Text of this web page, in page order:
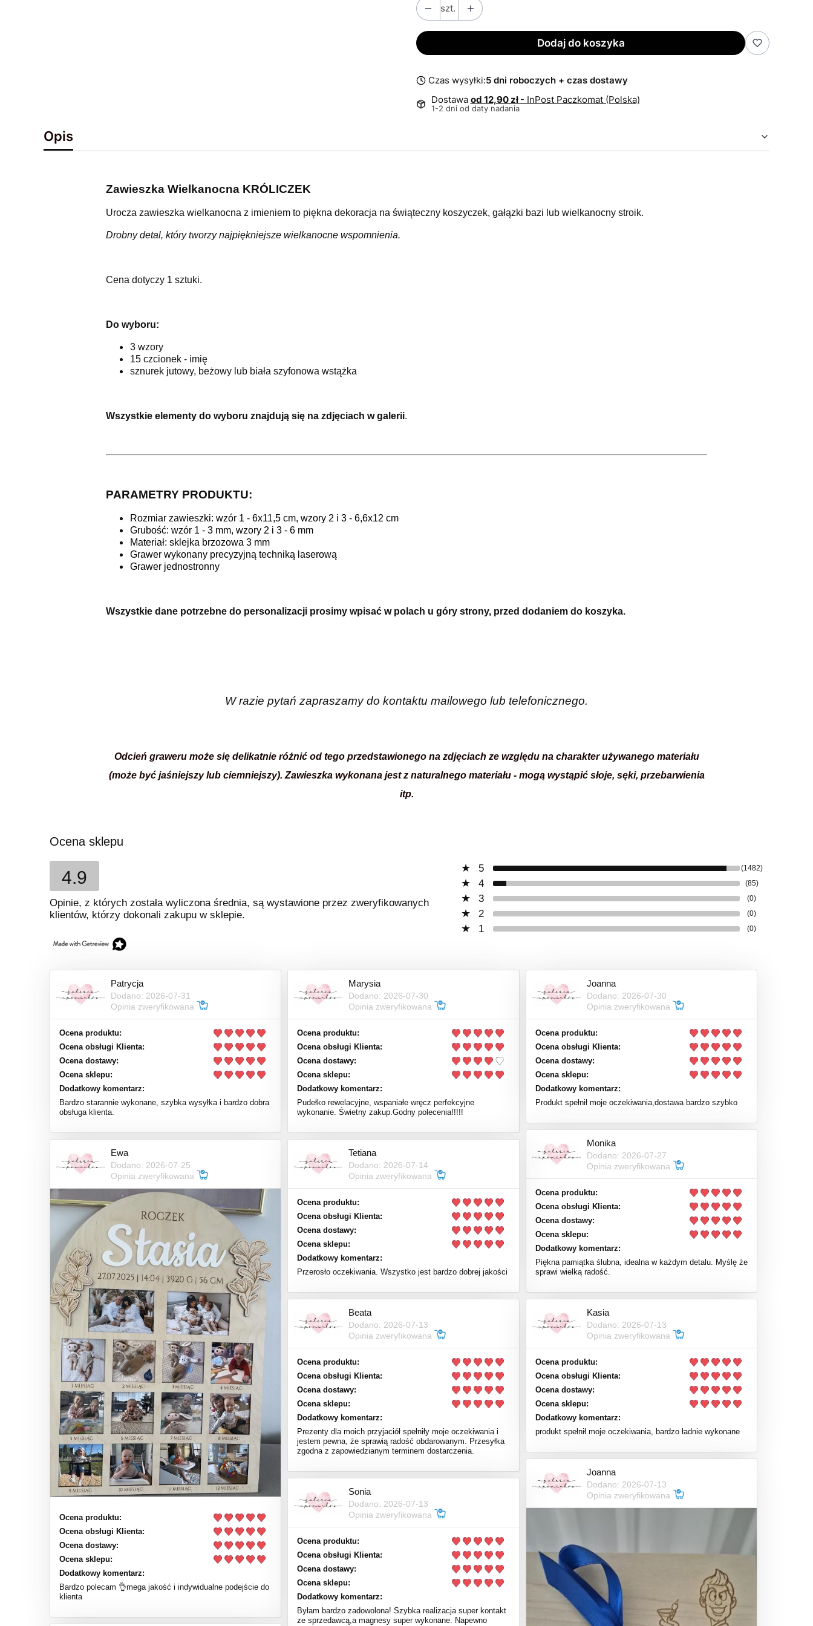
szt.
Dodaj do koszyka
Czas wysyłki:5 dni roboczych + czas dostawy
Dostawa od 12,90 zł- InPost Paczkomat (Polska)
1-2 dni od daty nadania
Opis
Zawieszka Wielkanocna KRÓLICZEK
Urocza zawieszka wielkanocna z imieniem to piękna dekoracja na świąteczny koszyczek, gałązki bazi lub wielkanocny stroik.
Drobny detal, który tworzy najpiękniejsze wielkanocne wspomnienia.
Cena dotyczy 1 sztuki.
Do wyboru:
3 wzory
15 czcionek - imię
sznurek jutowy, beżowy lub biała szyfonowa wstążka
Wszystkie elementy do wyboru znajdują się na zdjęciach w galerii.
PARAMETRY PRODUKTU:
Rozmiar zawieszki: wzór 1 - 6x11,5 cm, wzory 2 i 3 - 6,6x12 cm
Grubość: wzór 1 - 3 mm, wzory 2 i 3 - 6 mm
Materiał: sklejka brzozowa 3 mm
Grawer wykonany precyzyjną techniką laserową
Grawer jednostronny
Wszystkie dane potrzebne do personalizacji prosimy wpisać w polach u góry strony, przed dodaniem do koszyka.
W razie pytań zapraszamy do kontaktu mailowego lub telefonicznego.
Odcień graweru może się delikatnie różnić od tego przedstawionego na zdjęciach ze względu na charakter używanego materiału
(może być jaśniejszy lub ciemniejszy). Zawieszka wykonana jest z naturalnego materiału - mogą wystąpić słoje, sęki, przebarwienia
itp.
Ocena sklepu
4.9
Opinie, z których została wyliczona średnia, są wystawione przez zweryfikowanych
klientów, którzy dokonali zakupu w sklepie.
5 (1482)
4 (85)
3 (0)
2 (0)
1 (0)
Patrycja
Dodano: 2026-07-31
Opinia zweryfikowana
Ocena produktu:
Ocena obsługi Klienta:
Ocena dostawy:
Ocena sklepu:
Dodatkowy komentarz:
Bardzo starannie wykonane, szybka wysyłka i bardzo dobra
obsługa klienta.
Marysia
Dodano: 2026-07-30
Opinia zweryfikowana
Ocena produktu:
Ocena obsługi Klienta:
Ocena dostawy:
Ocena sklepu:
Dodatkowy komentarz:
Pudełko rewelacyjne, wspaniałe wręcz perfekcyjne
wykonanie. Świetny zakup.Godny polecenia!!!!!
Joanna
Dodano: 2026-07-30
Opinia zweryfikowana
Ocena produktu:
Ocena obsługi Klienta:
Ocena dostawy:
Ocena sklepu:
Dodatkowy komentarz:
Produkt spełnił moje oczekiwania,dostawa bardzo szybko
Monika
Dodano: 2026-07-27
Opinia zweryfikowana
Ocena produktu:
Ocena obsługi Klienta:
Ocena dostawy:
Ocena sklepu:
Dodatkowy komentarz:
Piękna pamiątka ślubna, idealna w każdym detalu. Myślę że
sprawi wielką radość.
Ewa
Dodano: 2026-07-25
Opinia zweryfikowana
Ocena produktu:
Ocena obsługi Klienta:
Ocena dostawy:
Ocena sklepu:
Dodatkowy komentarz:
Bardzo polecam 👌mega jakość i indywidualne podejście do
klienta
Tetiana
Dodano: 2026-07-14
Opinia zweryfikowana
Ocena produktu:
Ocena obsługi Klienta:
Ocena dostawy:
Ocena sklepu:
Dodatkowy komentarz:
Przerosło oczekiwania. Wszystko jest bardzo dobrej jakości
Beata
Dodano: 2026-07-13
Opinia zweryfikowana
Ocena produktu:
Ocena obsługi Klienta:
Ocena dostawy:
Ocena sklepu:
Dodatkowy komentarz:
Prezenty dla moich przyjaciół spełniły moje oczekiwania i
jestem pewna, że sprawią radość obdarowanym. Przesyłka
zgodna z zapowiedzianym terminem dostarczenia.
Kasia
Dodano: 2026-07-13
Opinia zweryfikowana
Ocena produktu:
Ocena obsługi Klienta:
Ocena dostawy:
Ocena sklepu:
Dodatkowy komentarz:
produkt spełnił moje oczekiwania, bardzo ładnie wykonane
Joanna
Dodano: 2026-07-13
Opinia zweryfikowana
Sonia
Dodano: 2026-07-13
Opinia zweryfikowana
Ocena produktu:
Ocena obsługi Klienta:
Ocena dostawy:
Ocena sklepu:
Dodatkowy komentarz:
Byłam bardzo zadowolona! Szybka realizacja super kontakt
ze sprzedawcą,a magnesy super wykonane. Napewno